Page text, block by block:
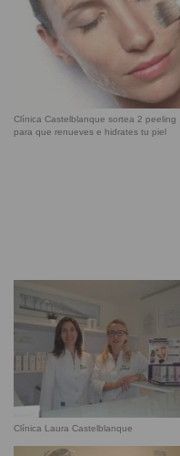
Clínica Castelblanque sortea 2 peeling
para que renueves e hidrates tu piel
Clínica Laura Castelblanque